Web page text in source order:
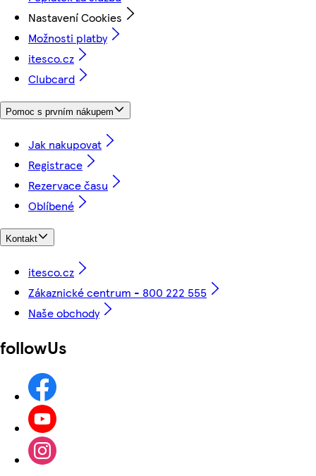
Nastavení Cookies
Možnosti platby
itesco.cz
Clubcard
Pomoc s prvním nákupem
Jak nakupovat
Registrace
Rezervace času
Oblíbené
Kontakt
itesco.cz
Zákaznické centrum - 800 222 555
Naše obchody
followUs